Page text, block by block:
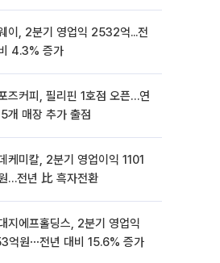
이, 2분기 영업익 2532억...전
4.3% 증가
즈커피, 필리핀 1호점 오픈…연
개 매장 추가 출점
케미칼, 2분기 영업이익 1101
…전년 比 흑자전환
지에프홀딩스, 2분기 영업익
억원⋯전년 대비 15.6% 증가